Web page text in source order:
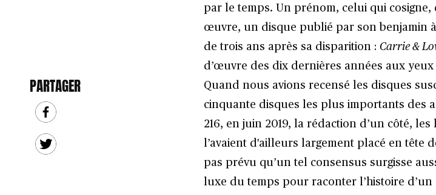
PARTAGER
par le temps. Un prénom, celui qui cosigne,
œuvre, un disque publié par son benjamin
de trois ans après sa disparition : Carrie &
d’œuvre des dix dernières années aux
Quand nous avions recensé les disques
cinquante disques les plus importants des
216, en juin 2019, la rédaction d’un côté, les
l’avaient d'ailleurs largement placé en tête
pas prévu qu’un tel consensus surgisse
luxe du temps pour raconter l’histoire